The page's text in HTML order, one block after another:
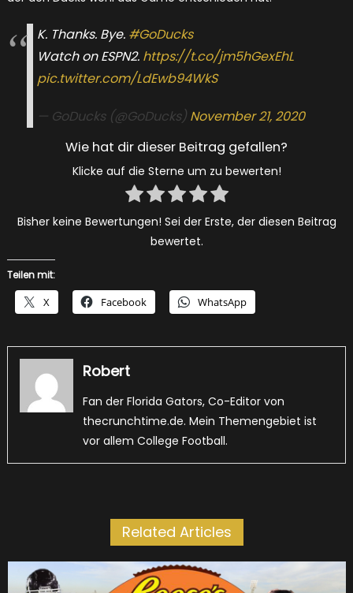
K. Thanks. Bye. #GoDucks
Watch on ESPN2. https://t.co/jm5hGexEhL
pic.twitter.com/LdEwb94WkS
— GoDucks (@GoDucks) November 21, 2020
Wie hat dir dieser Beitrag gefallen?
Klicke auf die Sterne um zu bewerten!
Bisher keine Bewertungen! Sei der Erste, der diesen Beitrag
bewertet.
Teilen mit:
X Facebook WhatsApp
Robert
Fan der Florida Gators, Co-Editor von
thecrunchtime.de. Mein Themengebiet ist
vor allem College Football.
Related Articles